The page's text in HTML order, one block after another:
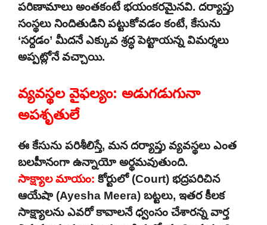
పరిణామాలు అంతకంటే భయంకరమైనవి. దర్యాప్తు
సంస్థలు నిందితుడిని పట్టుకోవడం కంటే, కేసును
‘సర్దడం’ మీదనే ఎక్కువ శ్రద్ధ పెట్టాయన్న విమర్శలు
అప్పట్లోనే వచ్చాయి.
వ్యవస్థల వైఫల్యం: అడుగడుగునా
అపశృతులే
ఈ కేసును పరిశీలిస్తే, మన దర్యాప్తు వ్యవస్థలు ఎంత
బలహీనంగా ఉన్నాయో అర్థమవుతుంది.
సాక్ష్యాల మాయం: కోర్టులో (Court) భద్రపరిచిన
ఆయేషా (Ayesha Meera) బట్టలు, ఇతర కీలక
సాక్ష్యాలను ఎవరో కావాలనే ధ్వంసం చేశారన్న వార్త